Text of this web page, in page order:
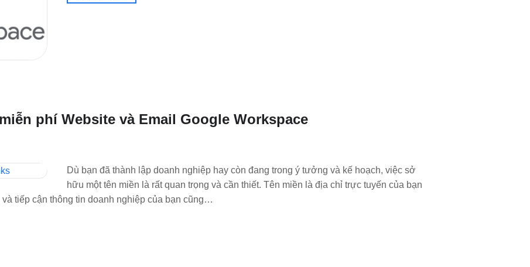
phí Website và Email Google Workspace
Dù bạn đã thành lập doanh nghiệp hay còn đang trong ý tưởng và kế hoạch, việc sở
hữu một tên miền là rất quan trọng và cần thiết. Tên miền là địa chỉ trực tuyến của bạn
tiếp cận thông tin doanh nghiệp của bạn cũng…